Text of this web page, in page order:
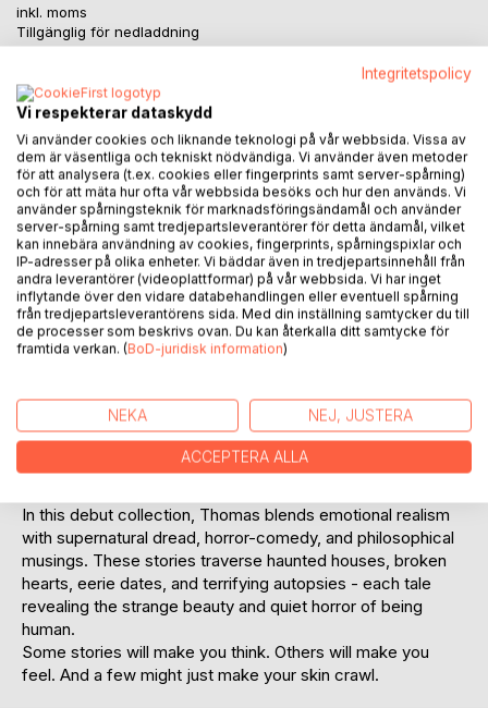
inkl. moms
Tillgänglig för nedladdning
LÄGG I KUNDVAGNEN
Lägg till i kom-ihåglista
Recensera titel
BESKRIVNING
Love lingers. Ghosts whisper. Reflections rebel. Nephews
crawl like demons. Corpses grin from autopsy tables. And
sometimes, two friends fall in love under carnival lights -
In this debut collection, Thomas blends emotional realism
with supernatural dread, horror-comedy, and philosophical
musings. These stories traverse haunted houses, broken
hearts, eerie dates, and terrifying autopsies - each tale
revealing the strange beauty and quiet horror of being
human.
Some stories will make you think. Others will make you
feel. And a few might just make your skin crawl.
Integritetspolicy
Vi respekterar dataskydd
Vi använder cookies och liknande teknologi på vår webbsida. Vissa av
dem är väsentliga och tekniskt nödvändiga. Vi använder även metoder
för att analysera (t.ex. cookies eller fingerprints samt server-spårning)
och för att mäta hur ofta vår webbsida besöks och hur den används. Vi
använder spårningsteknik för marknadsföringsändamål och använder
server-spårning samt tredjepartsleverantörer för detta ändamål, vilket
kan innebära användning av cookies, fingerprints, spårningspixlar och
IP-adresser på olika enheter. Vi bäddar även in tredjepartsinnehåll från
andra leverantörer (videoplattformar) på vår webbsida. Vi har inget
inflytande över den vidare databehandlingen eller eventuell spårning
från tredjepartsleverantörens sida. Med din inställning samtycker du till
de processer som beskrivs ovan. Du kan återkalla ditt samtycke för
framtida verkan. (BoD-juridisk information)
NEKA NEJ, JUSTERA
ACCEPTERA ALLA